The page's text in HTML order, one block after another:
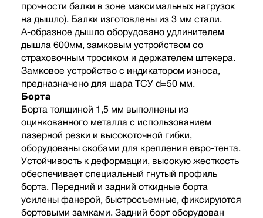
прочности балки в зоне максимальных нагрузок
на дышло). Балки изготовлены из 3 мм стали.
А-образное дышло оборудовано удлинителем
дышла 600мм, замковым устройством со
страховочным тросиком и держателем штекера.
Замковое устройство с индикатором износа,
предназначено для шара ТСУ d=50 мм.
Борта
Борта толщиной 1,5 мм выполнены из
оцинкованного металла с использованием
лазерной резки и высокоточной гибки,
оборудованы скобами для крепления евро-тента.
Устойчивость к деформации, высокую жесткость
обеспечивает специальный гнутый профиль
борта. Передний и задний откидные борта
усилены фанерой, быстросъемные, фиксируются
бортовыми замками. Задний борт оборудован